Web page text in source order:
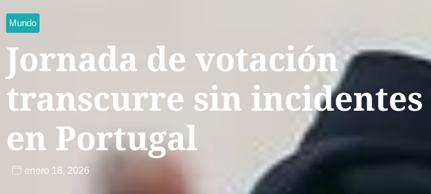
Mundo
Jornada de votación
transcurre sin incidentes
en Portugal
enero 18, 2026